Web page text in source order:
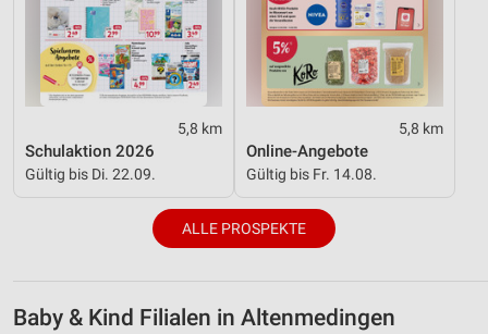
5,8 km
Schulaktion 2026
Gültig bis Di. 22.09.
5,8 km
Online-Angebote
Gültig bis Fr. 14.08.
ALLE PROSPEKTE
Baby & Kind Filialen in Altenmedingen